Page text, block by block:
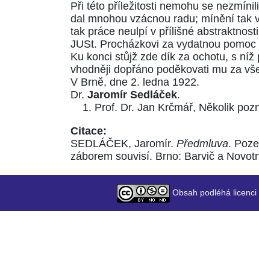
Při této příležitosti nemohu se
dal mnohou vzácnou radu; mínění tak
tak práce neulpí v přílišné
JUSt. Procházkovi za vydatnou
Ku konci stůjž zde dík za ochotu, s
vhodněji dopřáno poděkovati mu za
V Brně, dne 2. ledna 1922.
Dr. Jaromír Sedláček.
Prof. Dr. Jan Krčmář, Několik
Citace:
SEDLÁČEK, Jaromír. Předmluva.
záborem souvisí. Brno: Barvič a
Obsah podléhá